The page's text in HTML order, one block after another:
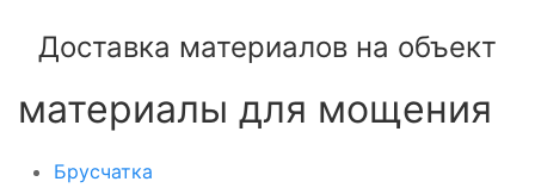
Доставка материалов на объект
материалы для мощения
Брусчатка